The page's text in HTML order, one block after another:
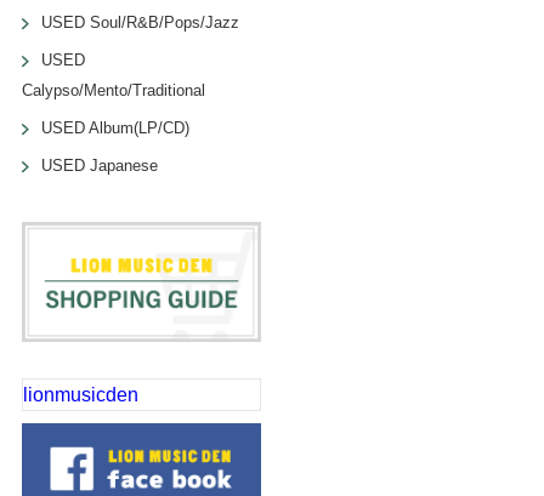
USED Soul/R&B/Pops/Jazz
USED
Calypso/Mento/Traditional
USED Album(LP/CD)
USED Japanese
lionmusicden